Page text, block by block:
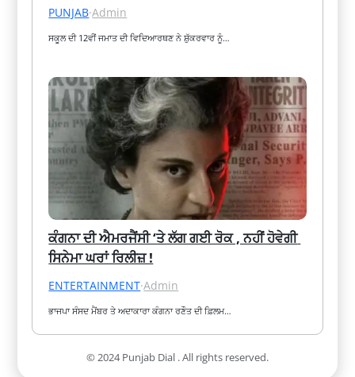
PUNJAB·Admin
ਸਕੂਲ ਦੀ 12ਵੀਂ ਜਮਾਤ ਦੀ ਵਿਦਿਆਰਥਣ ਨੇ ਸ਼ੁੱਕਰਵਾਰ ਨੂੰ…
ਕੰਗਨਾ ਦੀ ਐਮਰਜੈਂਸੀ ‘ਤੇ ਲੱਗ ਗਈ ਰੋਕ , ਨਹੀਂ ਹੋਵੇਗੀ
ਸਿਨੇਮਾ ਘਰਾਂ ਰਿਲੀਜ਼ !
ENTERTAINMENT·Admin
ਭਾਜਪਾ ਸੰਸਦ ਮੈਂਬਰ ਤੇ ਅਦਾਕਾਰਾ ਕੰਗਨਾ ਰਣੌਤ ਦੀ ਫ਼ਿਲਮ…
© 2024 Punjab Dial . All rights reserved.